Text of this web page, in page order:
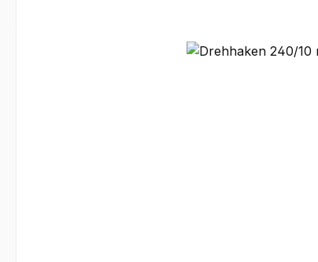
Bildergalerie überspringen